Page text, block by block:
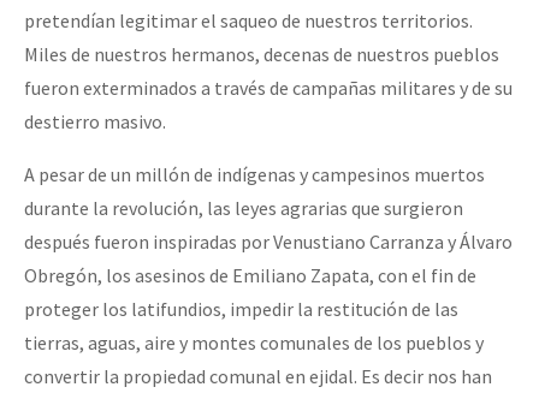
pretendían legitimar el saqueo de nuestros territorios.
Miles de nuestros hermanos, decenas de nuestros pueblos
fueron exterminados a través de campañas militares y de su
destierro masivo.
A pesar de un millón de indígenas y campesinos muertos
durante la revolución, las leyes agrarias que surgieron
después fueron inspiradas por Venustiano Carranza y Álvaro
Obregón, los asesinos de Emiliano Zapata, con el fin de
proteger los latifundios, impedir la restitución de las
tierras, aguas, aire y montes comunales de los pueblos y
convertir la propiedad comunal en ejidal. Es decir nos han